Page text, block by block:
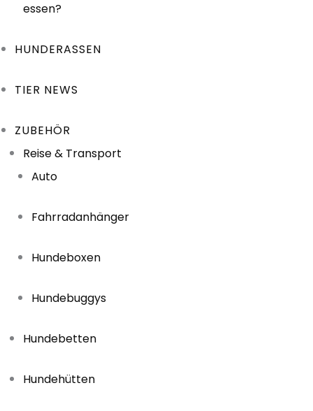
essen?
HUNDERASSEN
TIER NEWS
ZUBEHÖR
Reise & Transport
Auto
Fahrradanhänger
Hundeboxen
Hundebuggys
Hundebetten
Hundehütten